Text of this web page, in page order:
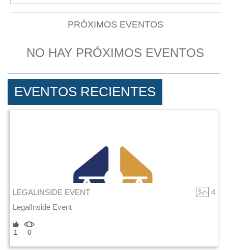
PRÓXIMOS EVENTOS
NO HAY PRÓXIMOS EVENTOS
EVENTOS RECIENTES
LEGALINSIDE EVENT
4
LegalInside Event
1 0